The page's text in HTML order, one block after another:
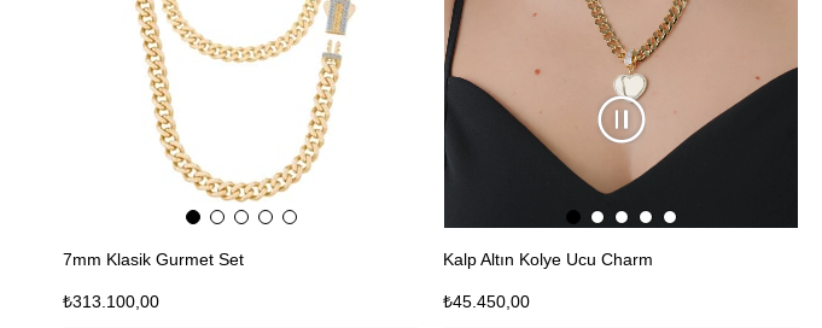
7mm Klasik Gurmet Set
₺313.100,00
Kalp Altın Kolye Ucu Charm
₺45.450,00